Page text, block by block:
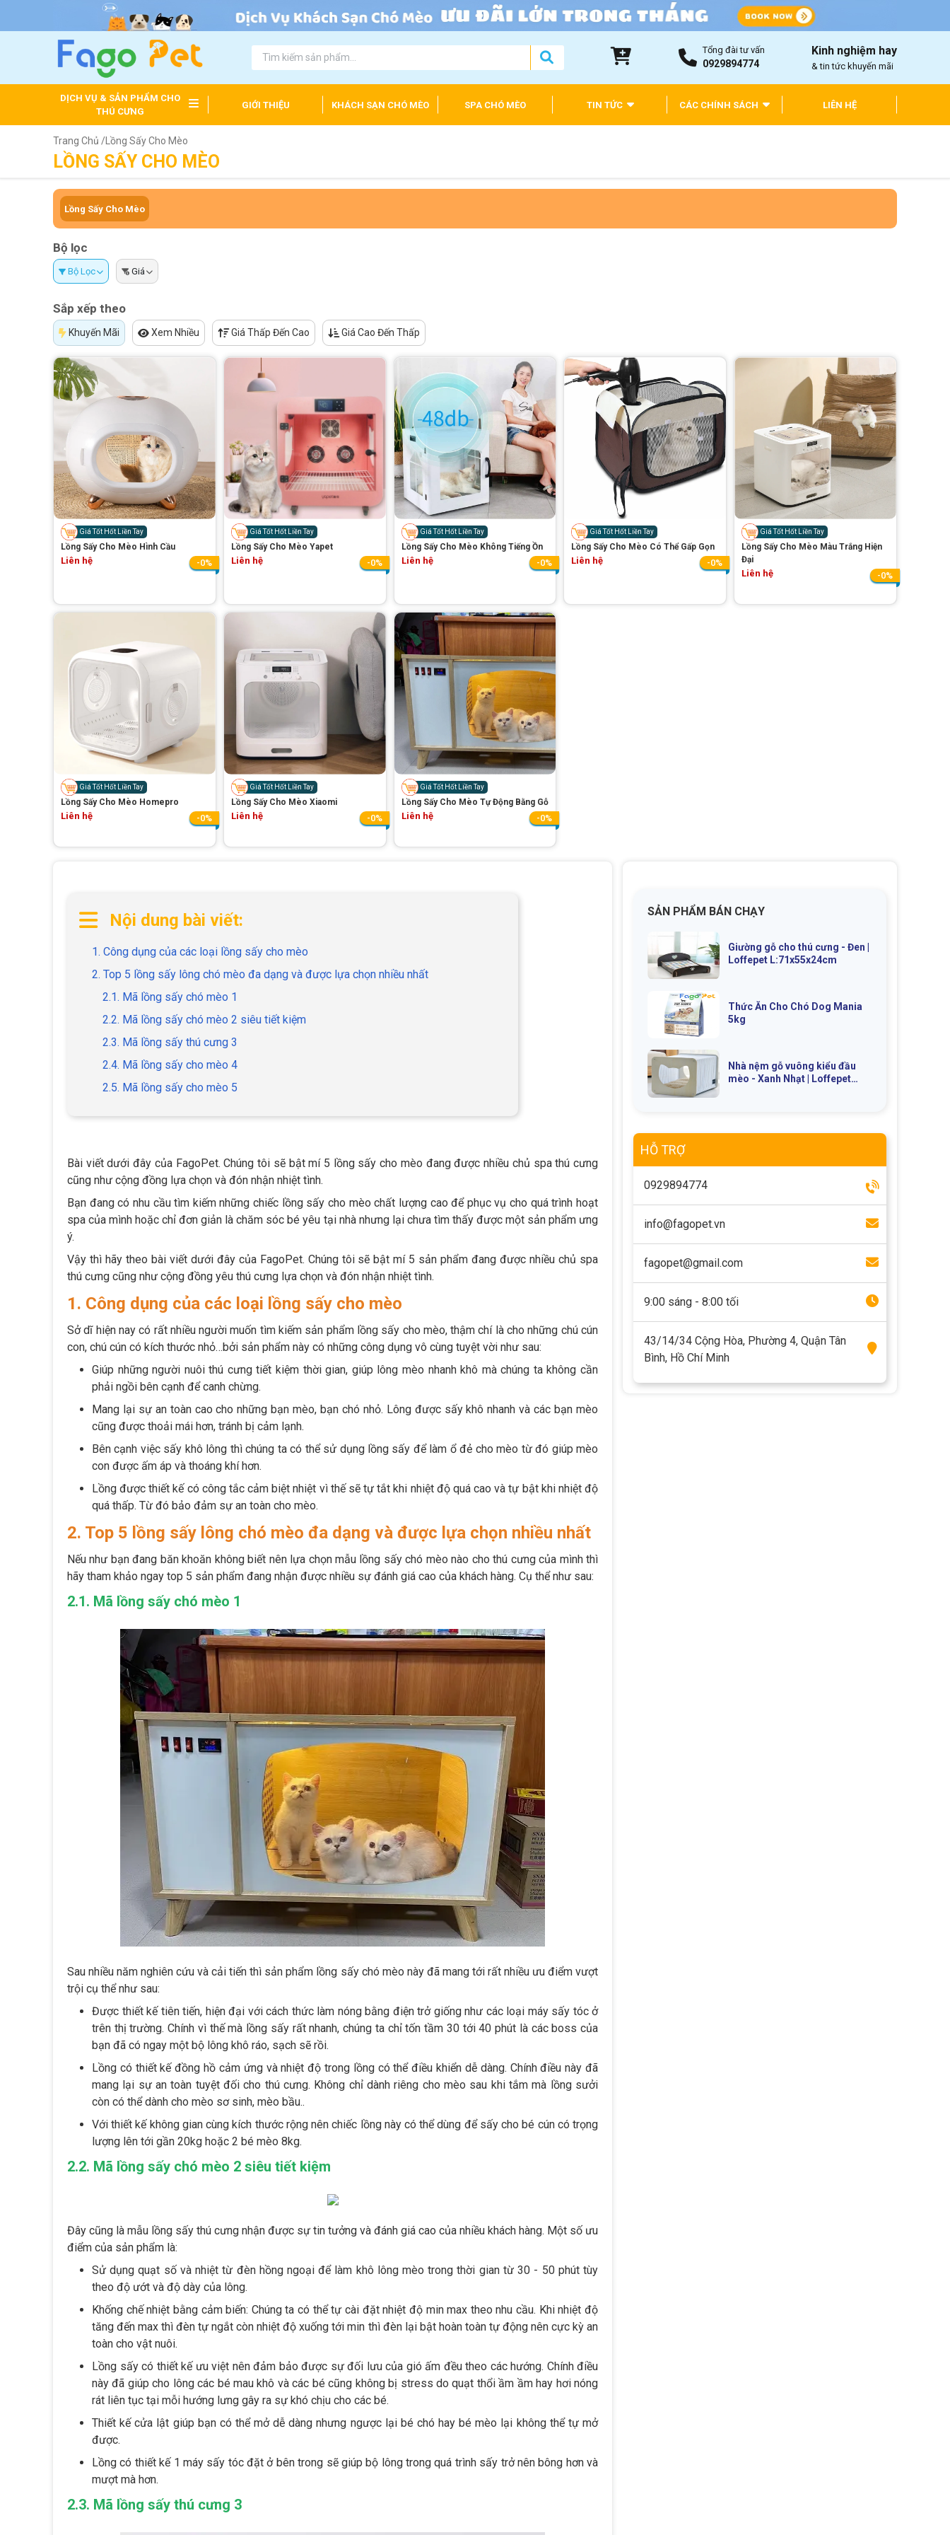
Tổng đài tư vấn
0929894774
Kinh nghiệm hay
& tin tức khuyến mãi
DỊCH VỤ & SẢN PHẨM CHO
THÚ CƯNG
GIỚI THIỆU KHÁCH SẠN CHÓ MÈO SPA CHÓ MÈO TIN TỨC CÁC CHÍNH SÁCH LIÊN HỆ
Trang Chủ / Lồng Sấy Cho Mèo
LỒNG SẤY CHO MÈO
Lồng Sấy Cho Mèo
Bộ lọc
Bộ Lọc Giá
Sắp xếp theo
Khuyến Mãi Xem Nhiều Giá Thấp Đến Cao Giá Cao Đến Thấp
Giá Tốt Hốt Liền Tay
Lồng Sấy Cho Mèo Hình Cầu
Liên hệ -0%
Giá Tốt Hốt Liền Tay
Lồng Sấy Cho Mèo Yapet
Liên hệ -0%
Giá Tốt Hốt Liền Tay
Lồng Sấy Cho Mèo Không Tiếng Ồn
Liên hệ -0%
Giá Tốt Hốt Liền Tay
Lồng Sấy Cho Mèo Có Thể Gấp Gọn
Liên hệ -0%
Giá Tốt Hốt Liền Tay
Lồng Sấy Cho Mèo Màu Trắng Hiện
Đại
Liên hệ -0%
Giá Tốt Hốt Liền Tay
Lồng Sấy Cho Mèo Homepro
Liên hệ -0%
Giá Tốt Hốt Liền Tay
Lồng Sấy Cho Mèo Xiaomi
Liên hệ -0%
Giá Tốt Hốt Liền Tay
Lồng Sấy Cho Mèo Tự Động Bằng Gỗ
Liên hệ -0%
Nội dung bài viết:
1. Công dụng của các loại lồng sấy cho mèo
2. Top 5 lồng sấy lông chó mèo đa dạng và được lựa chọn nhiều nhất
2.1. Mã lồng sấy chó mèo 1
2.2. Mã lồng sấy chó mèo 2 siêu tiết kiệm
2.3. Mã lồng sấy thú cưng 3
2.4. Mã lồng sấy cho mèo 4
2.5. Mã lồng sấy cho mèo 5
Bài viết dưới đây của FagoPet. Chúng tôi sẽ bật mí 5 lồng sấy cho mèo đang được nhiều chủ spa thú cưng
cũng như cộng đồng lựa chọn và đón nhận nhiệt tình.
Bạn đang có nhu cầu tìm kiếm những chiếc lồng sấy cho mèo chất lượng cao để phục vụ cho quá trình hoạt
spa của mình hoặc chỉ đơn giản là chăm sóc bé yêu tại nhà nhưng lại chưa tìm thấy được một sản phẩm ưng
ý.
Vậy thì hãy theo bài viết dưới đây của FagoPet. Chúng tôi sẽ bật mí 5 sản phẩm đang được nhiều chủ spa
thú cưng cũng như cộng đồng yêu thú cưng lựa chọn và đón nhận nhiệt tình.
1. Công dụng của các loại lồng sấy cho mèo
Sở dĩ hiện nay có rất nhiều người muốn tìm kiếm sản phẩm lồng sấy cho mèo, thậm chí là cho những chú cún
con, chú cún có kích thước nhỏ…bởi sản phẩm này có những công dụng vô cùng tuyệt vời như sau:
Giúp những người nuôi thú cưng tiết kiệm thời gian, giúp lông mèo nhanh khô mà chúng ta không cần
phải ngồi bên cạnh để canh chừng.
Mang lại sự an toàn cao cho những bạn mèo, bạn chó nhỏ. Lông được sấy khô nhanh và các bạn mèo
cũng được thoải mái hơn, tránh bị cảm lạnh.
Bên cạnh việc sấy khô lông thì chúng ta có thể sử dụng lồng sấy để làm ổ đẻ cho mèo từ đó giúp mèo
con được ấm áp và thoáng khí hơn.
Lồng được thiết kế có công tắc cảm biệt nhiệt vì thế sẽ tự tắt khi nhiệt độ quá cao và tự bật khi nhiệt độ
quá thấp. Từ đó bảo đảm sự an toàn cho mèo.
2. Top 5 lồng sấy lông chó mèo đa dạng và được lựa chọn nhiều nhất
Nếu như bạn đang băn khoăn không biết nên lựa chọn mẫu lồng sấy chó mèo nào cho thú cưng của mình thì
hãy tham khảo ngay top 5 sản phẩm đang nhận được nhiều sự đánh giá cao của khách hàng. Cụ thể như sau:
2.1. Mã lồng sấy chó mèo 1
Sau nhiều năm nghiên cứu và cải tiến thì sản phẩm lồng sấy chó mèo này đã mang tới rất nhiều ưu điểm vượt
trội cụ thể như sau:
Được thiết kế tiên tiến, hiện đại với cách thức làm nóng bằng điện trở giống như các loại máy sấy tóc ở
trên thị trường. Chính vì thế mà lồng sấy rất nhanh, chúng ta chỉ tốn tầm 30 tới 40 phút là các boss của
bạn đã có ngay một bộ lông khô ráo, sạch sẽ rồi.
Lồng có thiết kế đồng hồ cảm ứng và nhiệt độ trong lồng có thể điều khiển dễ dàng. Chính điều này đã
mang lại sự an toàn tuyệt đối cho thú cưng. Không chỉ dành riêng cho mèo sau khi tắm mà lồng sưởi
còn có thể dành cho mèo sơ sinh, mèo bầu..
Với thiết kế không gian cùng kích thước rộng nên chiếc lồng này có thể dùng để sấy cho bé cún có trọng
lượng lên tới gần 20kg hoặc 2 bé mèo 8kg.
2.2. Mã lồng sấy chó mèo 2 siêu tiết kiệm
Đây cũng là mẫu lồng sấy thú cưng nhận được sự tin tưởng và đánh giá cao của nhiều khách hàng. Một số ưu
điểm của sản phẩm là:
Sử dụng quạt số và nhiệt từ đèn hồng ngoại để làm khô lông mèo trong thời gian từ 30 - 50 phút tùy
theo độ ướt và độ dày của lông.
Khống chế nhiệt bằng cảm biến: Chúng ta có thể tự cài đặt nhiệt độ min max theo nhu cầu. Khi nhiệt độ
tăng đến max thì đèn tự ngắt còn nhiệt độ xuống tới min thì đèn lại bật hoàn toàn tự động nên cực kỳ an
toàn cho vật nuôi.
Lồng sấy có thiết kế ưu việt nên đảm bảo được sự đối lưu của gió ấm đều theo các hướng. Chính điều
này đã giúp cho lông các bé mau khô và các bé cũng không bị stress do quạt thổi ầm ầm hay hơi nóng
rát liên tục tại mỗi hướng lưng gây ra sự khó chịu cho các bé.
Thiết kế cửa lật giúp bạn có thể mở dễ dàng nhưng ngược lại bé chó hay bé mèo lại không thể tự mở
được.
Lồng có thiết kế 1 máy sấy tóc đặt ở bên trong sẽ giúp bộ lông trong quá trình sấy trở nên bông hơn và
mượt mà hơn.
2.3. Mã lồng sấy thú cưng 3
SẢN PHẨM BÁN CHẠY
Giường gỗ cho thú cưng - Đen |
Loffepet L:71x55x24cm
Thức Ăn Cho Chó Dog Mania
5kg
Nhà nệm gỗ vuông kiểu đầu
mèo - Xanh Nhạt | Loffepet
HỖ TRỢ
0929894774
info@fagopet.vn
fagopet@gmail.com
9:00 sáng - 8:00 tối
43/14/34 Cộng Hòa, Phường 4, Quận Tân
Bình, Hồ Chí Minh